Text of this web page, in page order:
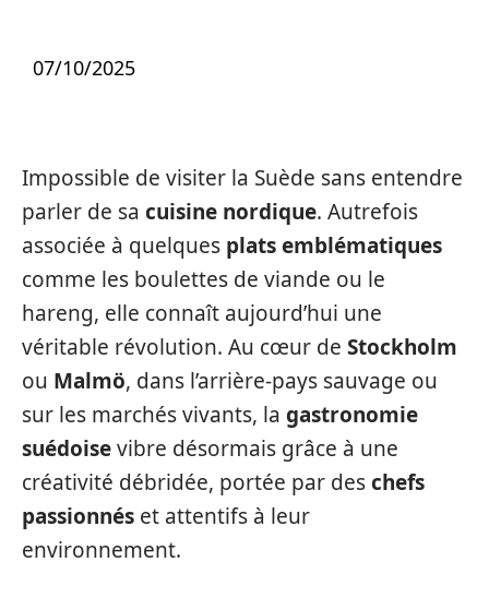
07/10/2025
Impossible de visiter la Suède sans entendre
parler de sa cuisine nordique. Autrefois
associée à quelques plats emblématiques
comme les boulettes de viande ou le
hareng, elle connaît aujourd’hui une
véritable révolution. Au cœur de Stockholm
ou Malmö, dans l’arrière-pays sauvage ou
sur les marchés vivants, la gastronomie
suédoisevibre désormais grâce à une
créativité débridée, portée par deschefs
passionnés et attentifs à leur
environnement.